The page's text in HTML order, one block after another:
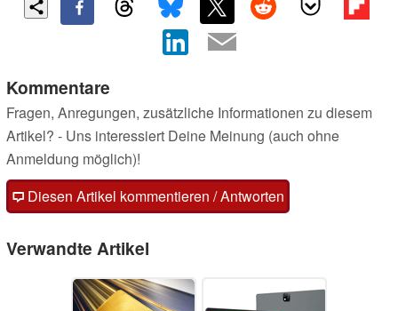
Kommentare
Fragen, Anregungen, zusätzliche Informationen zu diesem
Artikel? - Uns interessiert Deine Meinung (auch ohne
Anmeldung möglich)!
Diesen Artikel kommentieren / Antworten
Verwandte Artikel